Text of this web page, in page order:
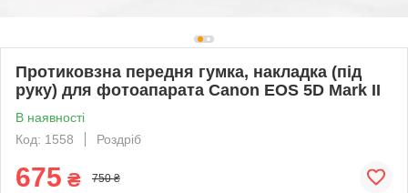
Протиковзна передня гумка, накладка (під
руку) для фотоапарата Canon EOS 5D Mark II
В наявності
Код: 1558
Роздріб
675 ₴ 750 ₴